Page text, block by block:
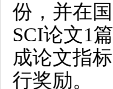
份，并在
SCI论文1
成论文指
行奖励。